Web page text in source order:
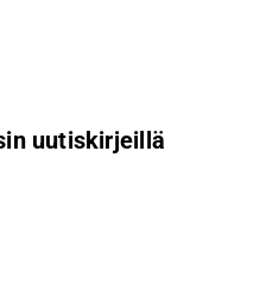
uutiskirjeillä